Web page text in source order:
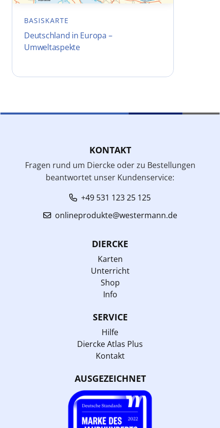
BASISKARTE
Deutschland in Europa –
Umweltaspekte
KONTAKT
Fragen rund um Diercke oder zu Bestellungen
beantwortet unser Kundenservice:
+49 531 123 25 125
onlineprodukte@westermann.de
DIERCKE
Karten
Unterricht
Shop
Info
SERVICE
Hilfe
Diercke Atlas Plus
Kontakt
AUSGEZEICHNET